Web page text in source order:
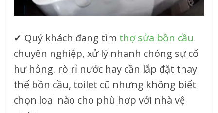
✔ Quý khách đang tìm thợ sửa bồn cầu
chuyên nghiệp, xử lý nhanh chóng sự cố
hư hỏng, rò rỉ nước hay cần lắp đặt thay
thế bồn cầu, toilet cũ nhưng không biết
chọn loại nào cho phù hợp với nhà vệ